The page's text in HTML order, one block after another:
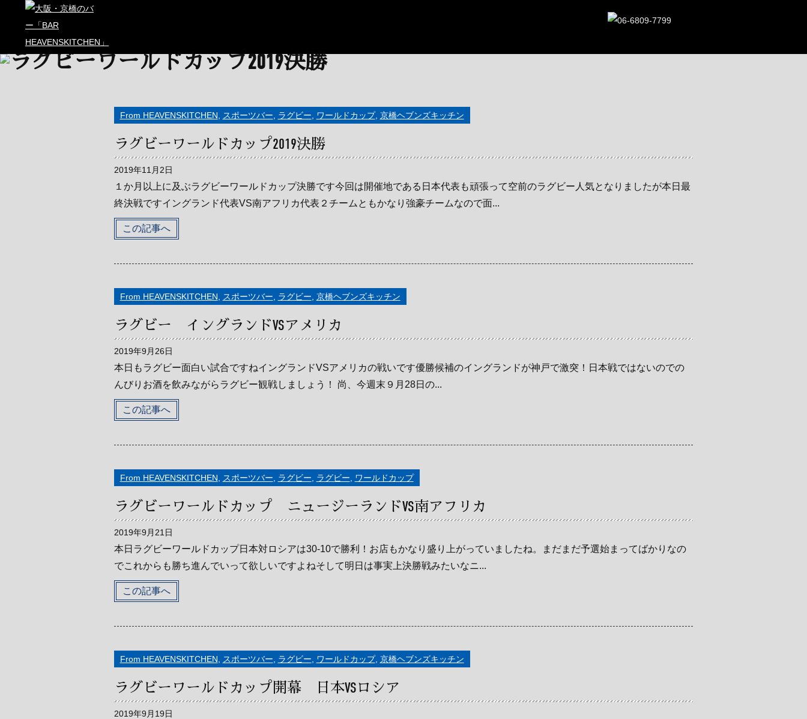
From HEAVENSKITCHEN スポーツバー ラグビー ワールドカップ, 京橋ヘブンズキッチン
ラグビーワールドカップ2019決勝
2019年11月2日
１か月以上に及ぶラグビーワールドカップ決勝です今回は開催地である日本代表も頑張って空前のラグビー人気となりましたが本日最
終決戦ですイングランド代表VS南アフリカ代表２チームともかなり強豪チームなので面...
この記事へ
From HEAVENSKITCHEN スポーツバー ラグビー 京橋ヘブンズキッチン
ラグビー イングランドVSアメリカ
2019年9月26日
本日もラグビー面白い試合ですねイングランドVSアメリカの戦いです優勝候補のイングランドが神戸で激突！日本戦ではないのでの
んびりお酒を飲みながらラグビー観戦しましょう！ 尚、今週末９月28日の...
この記事へ
From HEAVENSKITCHEN スポーツバー ラグビー ラグビー ワールドカップ
ラグビーワールドカップ ニュージーランドVS南アフリカ
2019年9月21日
本日ラグビーワールドカップ日本対ロシアは30-10で勝利！お店もかなり盛り上がっていましたね。まだまだ予選始まってばかりなの
でこれからも勝ち進んでいって欲しいですよねそして明日は事実上決勝戦みたいなニ...
この記事へ
From HEAVENSKITCHEN スポーツバー ラグビー ワールドカップ, 京橋ヘブンズキッチン
ラグビーワールドカップ開幕 日本VSロシア
2019年9月19日